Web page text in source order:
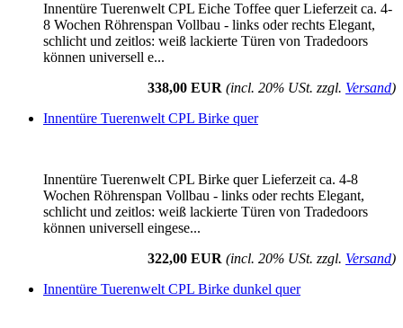
Innentüre Tuerenwelt CPL Eiche Toffee quer Lieferzeit ca. 4-
8 Wochen Röhrenspan Vollbau - links oder rechts Elegant,
schlicht und zeitlos: weiß lackierte Türen von Tradedoors
können universell e...
338,00 EUR (incl. 20% USt. zzgl. Versand)
Innentüre Tuerenwelt CPL Birke quer
Innentüre Tuerenwelt CPL Birke quer Lieferzeit ca. 4-8
Wochen Röhrenspan Vollbau - links oder rechts Elegant,
schlicht und zeitlos: weiß lackierte Türen von Tradedoors
können universell eingese...
322,00 EUR (incl. 20% USt. zzgl. Versand)
Innentüre Tuerenwelt CPL Birke dunkel quer